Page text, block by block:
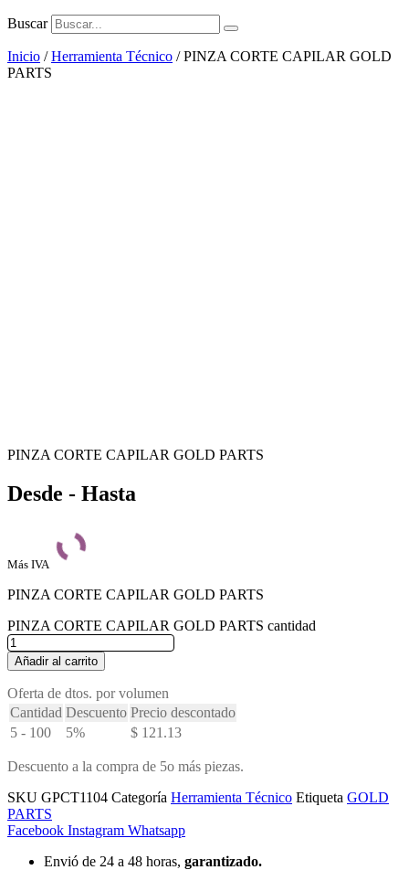
Buscar
Inicio /Herramienta Técnico / PINZA CORTE CAPILAR GOLD
PARTS
PINZA CORTE CAPILAR GOLD PARTS
Desde - Hasta
Más IVA
PINZA CORTE CAPILAR GOLD PARTS
PINZA CORTE CAPILAR GOLD PARTS cantidad
Añadir al carrito
Oferta de dtos. por volumen
Cantidad Descuento Precio descontado
5 - 100
5% $ 121.13
Descuento a la compra de 5o más piezas.
SKU GPCT1104 Categoría Herramienta Técnico Etiqueta GOLD
PARTS
Facebook Instagram Whatsapp
Envió de 24 a 48 horas, garantizado.